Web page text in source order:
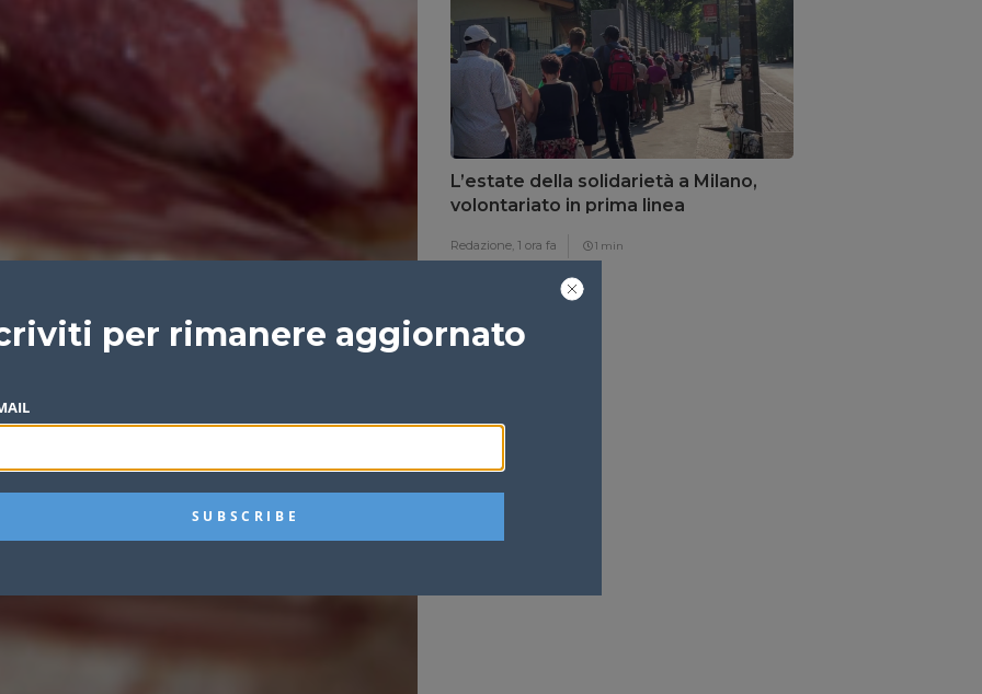
L’estate della solidarietà a Milano,
volontariato in prima linea
Redazione, 1 ora fa 1 min
per rimanere aggiornato